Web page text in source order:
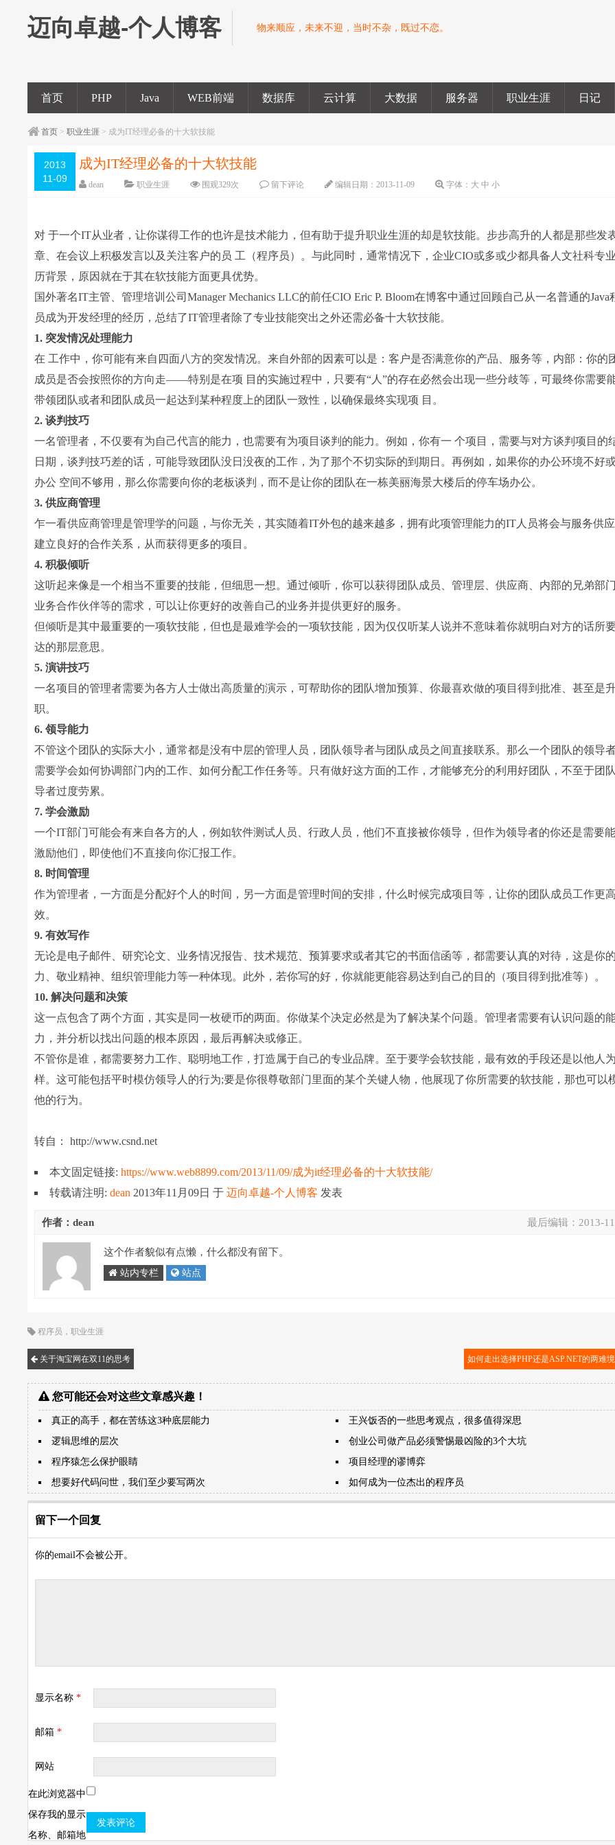
迈向卓越-个人博客 物来顺应，未来不迎，当时不杂，既过不恋。
首页 PHP Java WEB前端 数据库 云计算 大数据 服务器 职业生涯 日记
首页 >职业生涯 > 成为IT经理必备的十大软技能
2013
11-09
成为IT经理必备的十大软技能
dean 职业生涯 围观329次 留下评论 编辑日期：2013-11-09 字体： 大 中 小
对 于一个IT从业者，让你谋得工作的也许是技术能力，但有助于提升职业生涯的却是软技能。步步高升的人都是那些发
章、在会议上积极发言以及关注客户的员 工（程序员）。与此同时，通常情况下，企业CIO或多或少都具备人文社科专
历背景，原因就在于其在软技能方面更具优势。
国外著名IT主管、管理培训公司Manager Mechanics LLC的前任CIO Eric P. Bloom在博客中通过回顾自己从一名普通的Java
员成为开发经理的经历，总结了IT管理者除了专业技能突出之外还需必备十大软技能。
1. 突发情况处理能力
在 工作中，你可能有来自四面八方的突发情况。来自外部的因素可以是：客户是否满意你的产品、服务等，内部：你的
成员是否会按照你的方向走——特别是在项 目的实施过程中，只要有“人”的存在必然会出现一些分歧等，可最终你需要
带领团队或者和团队成员一起达到某种程度上的团队一致性，以确保最终实现项 目。
2. 谈判技巧
一名管理者，不仅要有为自己代言的能力，也需要有为项目谈判的能力。例如，你有一 个项目，需要与对方谈判项目的
日期，谈判技巧差的话，可能导致团队没日没夜的工作，为了那个不切实际的到期日。再例如，如果你的办公环境不好
办公 空间不够用，那么你需要向你的老板谈判，而不是让你的团队在一栋美丽海景大楼后的停车场办公。
3. 供应商管理
乍一看供应商管理是管理学的问题，与你无关，其实随着IT外包的越来越多，拥有此项管理能力的IT人员将会与服务供
建立良好的合作关系，从而获得更多的项目。
4. 积极倾听
这听起来像是一个相当不重要的技能，但细思一想。通过倾听，你可以获得团队成员、管理层、供应商、内部的兄弟部
业务合作伙伴等的需求，可以让你更好的改善自己的业务并提供更好的服务。
但倾听是其中最重要的一项软技能，但也是最难学会的一项软技能，因为仅仅听某人说并不意味着你就明白对方的话所
达的那层意思。
5. 演讲技巧
一名项目的管理者需要为各方人士做出高质量的演示，可帮助你的团队增加预算、你最喜欢做的项目得到批准、甚至是
职。
6. 领导能力
不管这个团队的实际大小，通常都是没有中层的管理人员，团队领导者与团队成员之间直接联系。那么一个团队的领导
需要学会如何协调部门内的工作、如何分配工作任务等。只有做好这方面的工作，才能够充分的利用好团队，不至于团
导者过度劳累。
7. 学会激励
一个IT部门可能会有来自各方的人，例如软件测试人员、行政人员，他们不直接被你领导，但作为领导者的你还是需要
激励他们，即使他们不直接向你汇报工作。
8. 时间管理
作为管理者，一方面是分配好个人的时间，另一方面是管理时间的安排，什么时候完成项目等，让你的团队成员工作更
效。
9. 有效写作
无论是电子邮件、研究论文、业务情况报告、技术规范、预算要求或者其它的书面信函等，都需要认真的对待，这是你
力、敬业精神、组织管理能力等一种体现。此外，若你写的好，你就能更能容易达到自己的目的（项目得到批准等）。
10. 解决问题和决策
这一点包含了两个方面，其实是同一枚硬币的两面。你做某个决定必然是为了解决某个问题。管理者需要有认识问题的
力，并分析以找出问题的根本原因，最后再解决或修正。
不管你是谁，都需要努力工作、聪明地工作，打造属于自己的专业品牌。至于要学会软技能，最有效的手段还是以他人
样。这可能包括平时模仿领导人的行为;要是你很尊敬部门里面的某个关键人物，他展现了你所需要的软技能，那也可以
他的行为。
转自： http://www.csnd.net
本文固定链接:https://www.web8899.com/2013/11/09/成为it经理必备的十大软技能/
转载请注明:dean 2013年11月09日于迈向卓越-个人博客 发表
最后编辑： 2013-
作者：dean
这个作者貌似有点懒，什么都没有留下。
站内专栏 站点
程序员 ，职业生涯
关于淘宝网在双11的思考 如何走出选择PHP还是ASP.NET的两难
您可能还会对这些文章感兴趣！
真正的高手，都在苦练这3种底层能力
王兴饭否的一些思考观点，很多值得深思
逻辑思维的层次
创业公司做产品必须警惕最凶险的3个大坑
程序猿怎么保护眼睛
项目经理的谬博弈
想要好代码问世，我们至少要写两次
如何成为一位杰出的程序员
留下一个回复
你的email不会被公开。
显示名称*
邮箱*
网站
在此浏览器中
保存我的显示
名称、邮箱地